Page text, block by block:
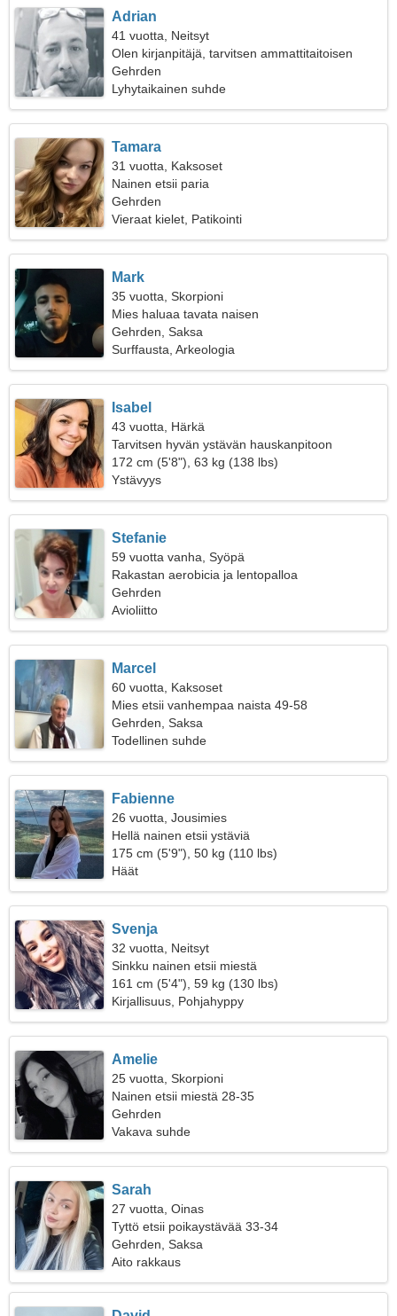
Adrian
41 vuotta, Neitsyt
Olen kirjanpitäjä, tarvitsen ammattitaitoisen
naisen
Gehrden
Lyhytaikainen suhde
Tamara
31 vuotta, Kaksoset
Nainen etsii paria
Gehrden
Vieraat kielet, Patikointi
Mark
35 vuotta, Skorpioni
Mies haluaa tavata naisen
Gehrden, Saksa
Surffausta, Arkeologia
Isabel
43 vuotta, Härkä
Tarvitsen hyvän ystävän hauskanpitoon
172 cm (5'8"), 63 kg (138 lbs)
Ystävyys
Stefanie
59 vuotta vanha, Syöpä
Rakastan aerobicia ja lentopalloa
Gehrden
Avioliitto
Marcel
60 vuotta, Kaksoset
Mies etsii vanhempaa naista 49-58
Gehrden, Saksa
Todellinen suhde
Fabienne
26 vuotta, Jousimies
Hellä nainen etsii ystäviä
175 cm (5'9"), 50 kg (110 lbs)
Häät
Svenja
32 vuotta, Neitsyt
Sinkku nainen etsii miestä
161 cm (5'4"), 59 kg (130 lbs)
Kirjallisuus, Pohjahyppy
Amelie
25 vuotta, Skorpioni
Nainen etsii miestä 28-35
Gehrden
Vakava suhde
Sarah
27 vuotta, Oinas
Tyttö etsii poikaystävää 33-34
Gehrden, Saksa
Aito rakkaus